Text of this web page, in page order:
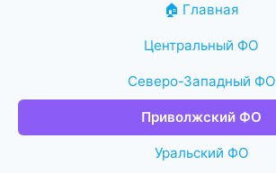
🏠 Главная
Центральный ФО
Северо-Западный ФО
Приволжский ФО
Уральский ФО